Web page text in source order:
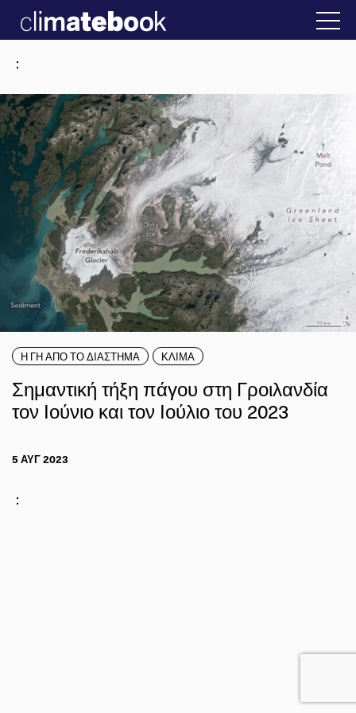
Ελλάδα 22 ΙΑΝ 2026 2025 Η άβολη
:
Η ΓΗ ΑΠΟ ΤΟ ΔΙΑΣΤΗΜΑ ΚΛΙΜΑ
Σημαντική τήξη πάγου στη Γροιλανδία
τον Ιούνιο και τον Ιούλιο του 2023
5 ΑΥΓ 2023
: